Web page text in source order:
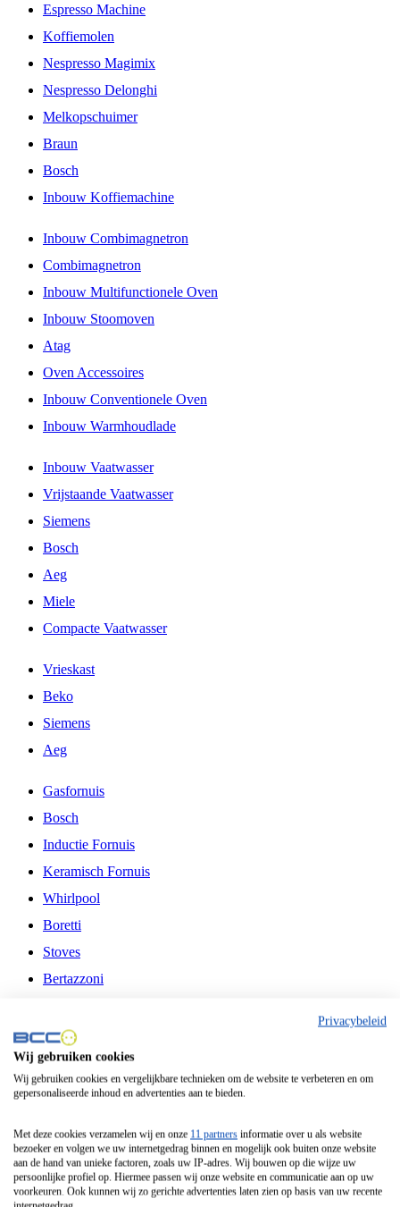
Espresso Machine
Koffiemolen
Nespresso Magimix
Nespresso Delonghi
Melkopschuimer
Braun
Bosch
Inbouw Koffiemachine
Inbouw Combimagnetron
Combimagnetron
Inbouw Multifunctionele Oven
Inbouw Stoomoven
Atag
Oven Accessoires
Inbouw Conventionele Oven
Inbouw Warmhoudlade
Inbouw Vaatwasser
Vrijstaande Vaatwasser
Siemens
Bosch
Aeg
Miele
Compacte Vaatwasser
Vrieskast
Beko
Siemens
Aeg
Gasfornuis
Bosch
Inductie Fornuis
Keramisch Fornuis
Whirlpool
Boretti
Stoves
Bertazzoni
Fitelli
Airfryer
Frituurpan
Contactgrill
Broodbakmachine
Broodrooster
Privacybeleid
Wij gebruiken cookies
Wij gebruiken cookies en vergelijkbare technieken om de website te verbeteren en om
gepersonaliseerde inhoud en advertenties aan te bieden.
Met deze cookies verzamelen wij en onze 11 partners informatie over u als website
bezoeker en volgen we uw internetgedrag binnen en mogelijk ook buiten onze website
aan de hand van unieke factoren, zoals uw IP-adres. Wij bouwen op die wijze uw
persoonlijke profiel op. Hiermee passen wij onze website en communicatie aan op uw
voorkeuren. Ook kunnen wij zo gerichte advertenties laten zien op basis van uw recente